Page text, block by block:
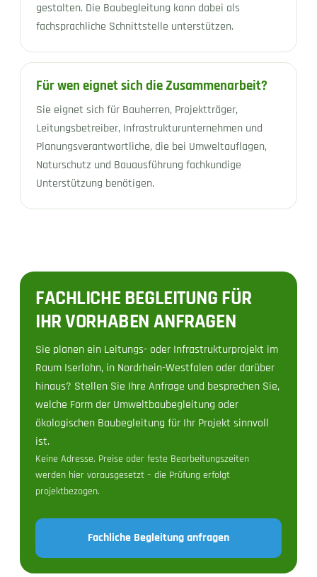
gestalten. Die Baubegleitung kann dabei als
fachsprachliche Schnittstelle unterstützen.
Für wen eignet sich die Zusammenarbeit?
Sie eignet sich für Bauherren, Projektträger,
Leitungsbetreiber, Infrastrukturunternehmen und
Planungsverantwortliche, die bei Umweltauflagen,
Naturschutz und Bauausführung fachkundige
Unterstützung benötigen.
FACHLICHE BEGLEITUNG FÜR
IHR VORHABEN ANFRAGEN
Sie planen ein Leitungs- oder Infrastrukturprojekt im
Raum Iserlohn, in Nordrhein-Westfalen oder darüber
hinaus? Stellen Sie Ihre Anfrage und besprechen Sie,
welche Form der Umweltbaubegleitung oder
ökologischen Baubegleitung für Ihr Projekt sinnvoll
ist.
Keine Adresse, Preise oder feste Bearbeitungszeiten
werden hier vorausgesetzt – die Prüfung erfolgt
projektbezogen.
Fachliche Begleitung anfragen